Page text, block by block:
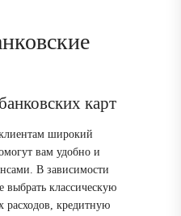
карт
широкий
вам удобно и
В зависимости
классическую
расходов, кредитную